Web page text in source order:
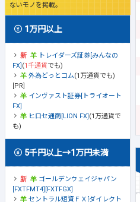
ないモノを掲載。
1万円以上
トレイダーズ証券[みんなの
FX] (1千通貨でも)
外為どっとコム(1万通貨でも)
[PR]
インヴァスト証券[トライオート
FX]
ヒロセ通商[LION FX] (1万通貨で
も)
5千円以上→1万円未満
ゴールデンウェイジャパン
[FXTFMT4][FXTFGX]
セントラル短資ＦＸ[ダイレクト